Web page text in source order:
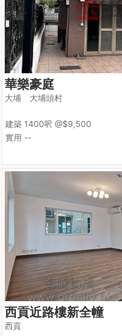
華樂豪庭
大埔 大埔頭村
建築 1400呎 @$9,500
實用 --
西貢近路樓新全幢
西貢